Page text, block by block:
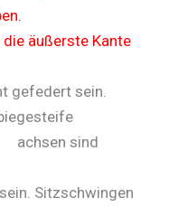
äußerste Kante
gefedert sein.
achsen sind
Sitzschwingen